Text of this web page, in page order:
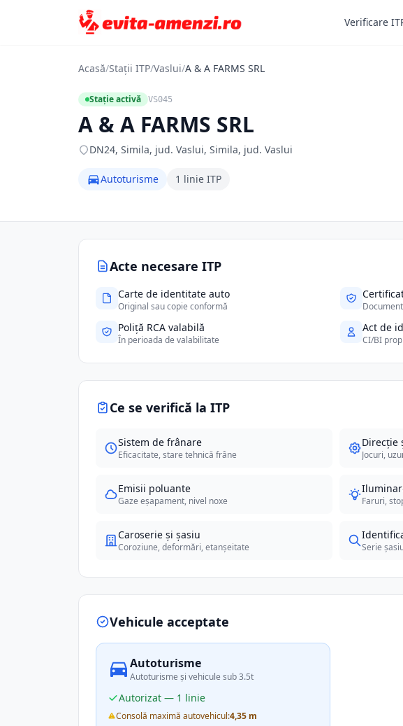
Verificare
Acasă/Stații ITP/Vaslui/A & A FARMS SRL
Stație activă VS045
A & A FARMS SRL
DN24, Simila, jud. Vaslui, Simila, jud. Vaslui
Autoturisme 1 linie ITP
Acte necesare ITP
Carte de identitate auto
Original sau copie conformă
Poliță RCA valabilă
În perioada de valabilitate
Act de
CI/BI
Ce se verifică la ITP
Sistem de frânare
Eficacitate, stare tehnică frâne
Direcție
Jocuri,
Emisii poluante
Gaze eșapament, nivel noxe Faruri,
Caroserie și șasiu
Coroziune, deformări, etanșeitate Serie
Vehicule acceptate
Autoturisme
Autoturisme și vehicule sub 3.5t
Autorizat — 1 linie
Consolă maximă autovehicul:4,35 m